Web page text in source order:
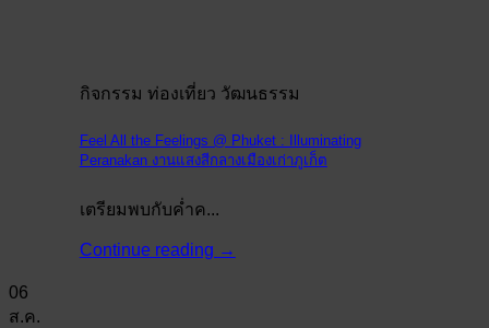
กิจกรรม ท่องเที่ยว วัฒนธรรม
Feel All the Feelings @ Phuket : Illuminating
Peranakan งานแสงสีกลางเมืองเก่าภูเก็ต
เตรียมพบกับค่ำค...
Continue reading →
06
ส.ค.